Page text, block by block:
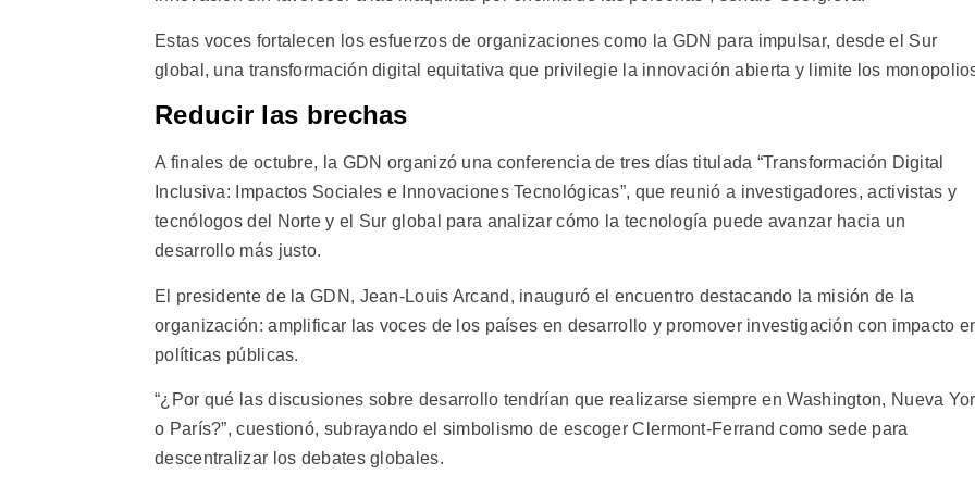
Estas voces fortalecen los esfuerzos de organizaciones como la GDN para impulsar, desde el Sur
global, una transformación digital equitativa que privilegie la innovación abierta y limite los
Reducir las brechas
A finales de octubre, la GDN organizó una conferencia de tres días titulada “Transformación Digital
Inclusiva: Impactos Sociales e Innovaciones Tecnológicas”, que reunió a investigadores, activistas y
tecnólogos del Norte y el Sur global para analizar cómo la tecnología puede avanzar hacia un
desarrollo más justo.
El presidente de la GDN, Jean-Louis Arcand, inauguró el encuentro destacando la misión de la
organización: amplificar las voces de los países en desarrollo y promover investigación con impacto
políticas públicas.
“¿Por qué las discusiones sobre desarrollo tendrían que realizarse siempre en Washington, Nueva
o París?”, cuestionó, subrayando el simbolismo de escoger Clermont-Ferrand como sede para
descentralizar los debates globales.